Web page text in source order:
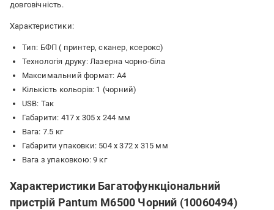
довговічність.
Характеристики:
Тип: БФП ( принтер, сканер, ксерокс)
Технологія друку: Лазерна чорно-біла
Максимальний формат: A4
Кiлькiсть кольорiв: 1 (чорний)
USB: Так
Габарити: 417 x 305 x 244 мм
Вага: 7.5 кг
Габарити упаковки: 504 x 372 x 315 мм
Вага з упаковкою: 9 кг
Характеристики Багатофункціональний
пристрій Pantum M6500 Чорний (10060494)